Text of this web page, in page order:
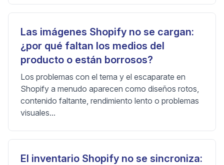
Las imágenes Shopify no se cargan:
¿por qué faltan los medios del
producto o están borrosos?
Los problemas con el tema y el escaparate en
Shopify a menudo aparecen como diseños rotos,
contenido faltante, rendimiento lento o problemas
visuales...
El inventario Shopify no se sincroniza: